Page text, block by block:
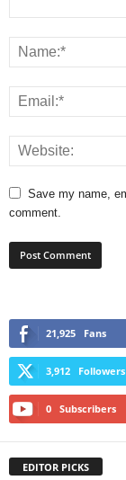
Save my name,
comment.
21,925 Fans
3,912 Followers
0 Subscribers
EDITOR PICKS